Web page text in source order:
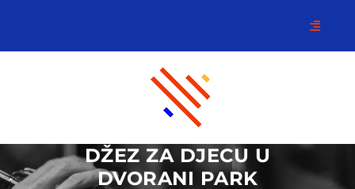
DŽEZ ZA DJECU U
DVORANI PARK